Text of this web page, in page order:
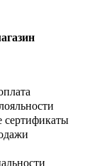
сертификаты